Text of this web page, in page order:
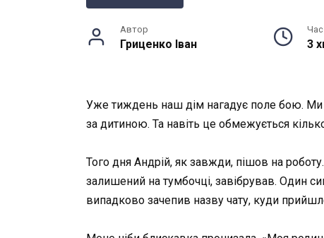
Автор
Гриценко Іван
Час
3
Уже тиждень наш дім нагадує поле бою. Ми
за дитиною. Та навіть це обмежується
Того дня Андрій, як завжди, пішов на
залишений на тумбочці, завібрував. Один
випадково зачепив назву чату, куди